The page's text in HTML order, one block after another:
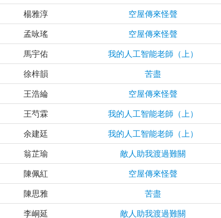
楊雅淳
空屋傳來怪聲
孟咏瑤
空屋傳來怪聲
馬宇佑
我的人工智能老師（上）
徐梓韻
苦盡
王浩綸
空屋傳來怪聲
王芍霖
我的人工智能老師（上）
余建廷
我的人工智能老師（上）
翁芷瑜
敵人助我渡過難關
陳佩紅
空屋傳來怪聲
陳思雅
苦盡
李峒延 敵人助我渡過難關